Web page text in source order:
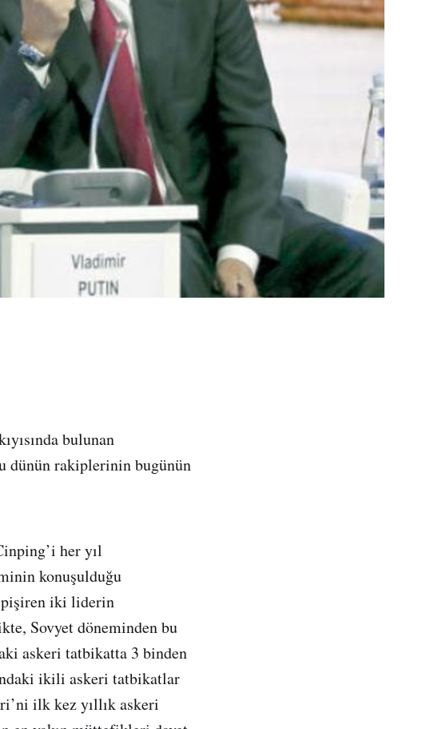
bulunan
dünün rakiplerinin bugünün
her yıl
konuşulduğu
pişiren iki liderin
Sovyet döneminden bu
askeri tatbikatta 3 binden
ikili askeri tatbikatlar
ilk kez yıllık askeri